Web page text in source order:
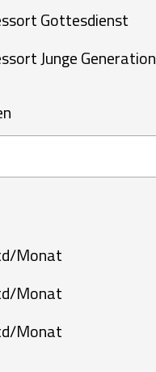
Gottesdienst
Junge Generation
Monat
Monat
Monat